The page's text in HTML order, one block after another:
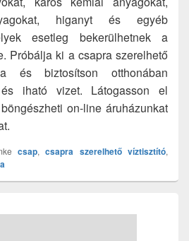
higanyt és egyéb
esetleg bekerülhetnek a
Próbálja ki a csapra szerelhető
és biztosítson otthonában
iható vizet. Látogasson el
on-line áruházunkat
csap,csapra szerelhető víztisztító,